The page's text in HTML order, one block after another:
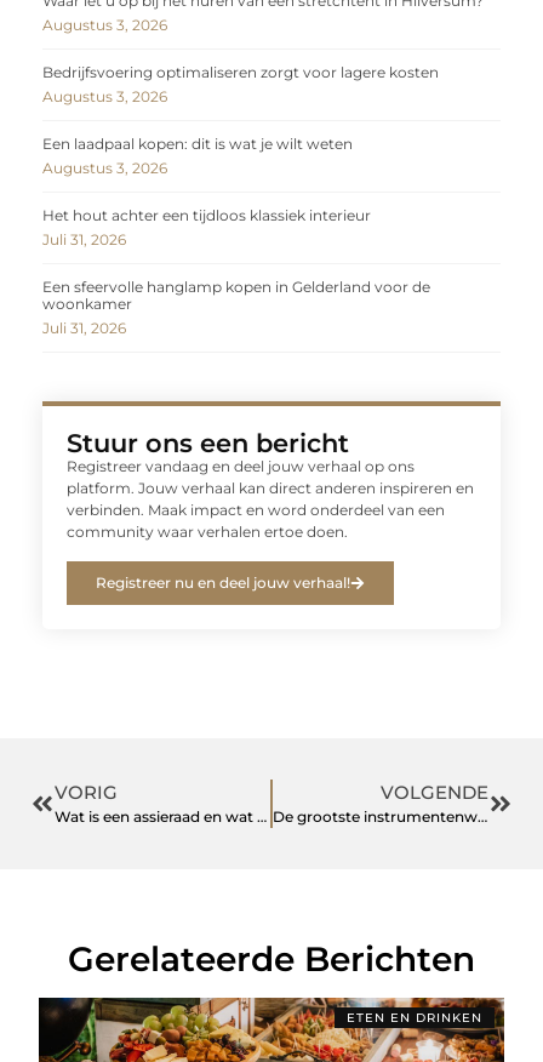
Augustus 3, 2026
Bedrijfsvoering optimaliseren zorgt voor lagere kosten
Augustus 3, 2026
Een laadpaal kopen: dit is wat je wilt weten
Augustus 3, 2026
Het hout achter een tijdloos klassiek interieur
Juli 31, 2026
Een sfeervolle hanglamp kopen in Gelderland voor de
woonkamer
Juli 31, 2026
Stuur ons een bericht
Registreer vandaag en deel jouw verhaal op ons
platform. Jouw verhaal kan direct anderen inspireren en
verbinden. Maak impact en word onderdeel van een
community waar verhalen ertoe doen.
Registreer nu en deel jouw verhaal!
VORIG
Wat is een assieraad en wat kun je ermee?
VOLGENDE
De grootste instrumentenwinkel in Amsterdam
Gerelateerde Berichten
ETEN EN DRINKEN